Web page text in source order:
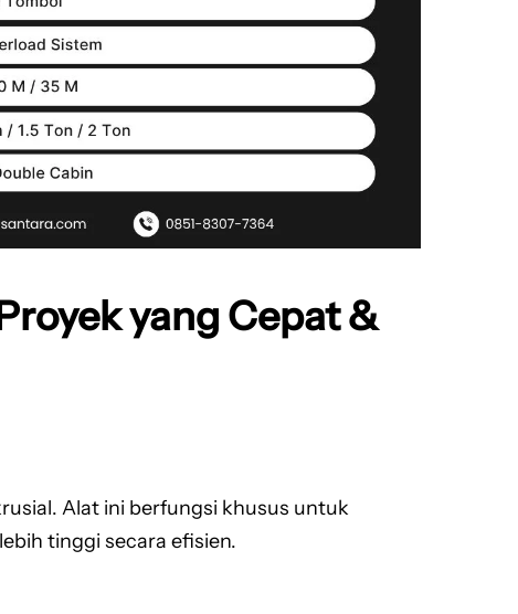
yang Cepat &
Alat ini berfungsi khusus untuk
tinggi secara efisien.